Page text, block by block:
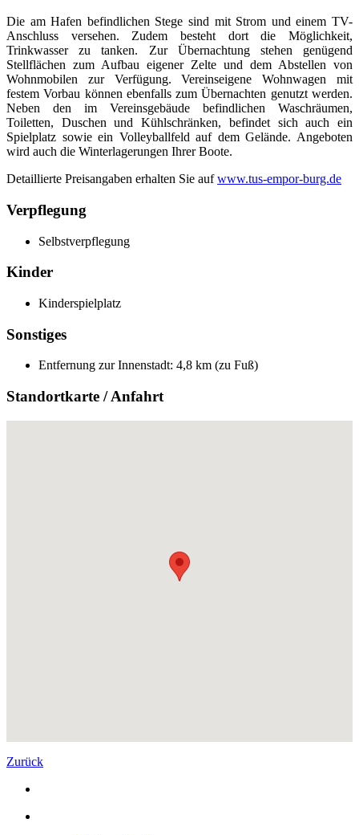
Die am Hafen befindlichen Stege sind mit Strom und einem TV-
Anschluss versehen. Zudem besteht dort die Möglichkeit,
Trinkwasser zu tanken. Zur Übernachtung stehen genügend
Stellflächen zum Aufbau eigener Zelte und dem Abstellen von
Wohnmobilen zur Verfügung. Vereinseigene Wohnwagen mit
festem Vorbau können ebenfalls zum Übernachten genutzt werden.
Neben den im Vereinsgebäude befindlichen Waschräumen,
Toiletten, Duschen und Kühlschränken, befindet sich auch ein
Spielplatz sowie ein Volleyballfeld auf dem Gelände. Angeboten
wird auch die Winterlagerungen Ihrer Boote.
Detaillierte Preisangaben erhalten Sie aufwww.tus-empor-burg.de
Verpflegung
Selbstverpflegung
Kinder
Kinderspielplatz
Sonstiges
Entfernung zur Innenstadt: 4,8 km (zu Fuß)
Standortkarte / Anfahrt
Zurück